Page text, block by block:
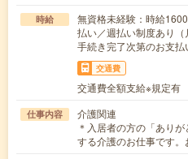
時給
無資格未経験：時給
払い／週払い制度あり
手続き完了次第のお支払
交通費
交通費全額支給※規定有
仕事内容
介護関連
＊入居者の方の「あり
する介護のお仕事です